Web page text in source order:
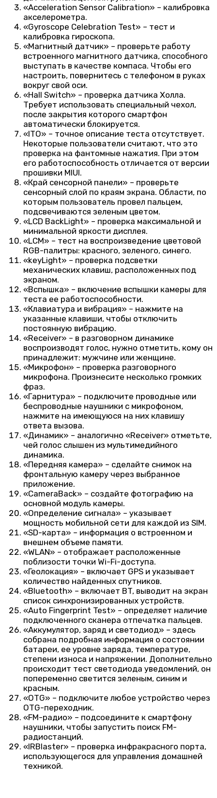
«Acceleration Sensor Calibration» – калибровка
акселерометра.
«Gyroscope Celebration Test» – тест и
калибровка гироскопа.
«Магнитный датчик» – проверьте работу
встроенного магнитного датчика, способного
выступать в качестве компаса. Чтобы его
настроить, повернитесь с телефоном в руках
вокруг свой оси.
«Hall Switch» – проверка датчика Холла.
Требует использовать специальный чехол,
после закрытия которого смартфон
автоматически блокируется.
«ITO» – точное описание теста отсутствует.
Некоторые пользователи считают, что это
проверка на фантомные нажатия. При этом
его работоспособность отличается от версии
прошивки MIUI.
«Край сенсорной панели» – проверьте
сенсорный слой по краям экрана. Области, по
которым пользователь провел пальцем,
подсвечиваются зеленым цветом.
«LCD BackLight» – проверка максимальной и
минимальной яркости дисплея.
«LCM» – тест на воспроизведение цветовой
RGB-палитры: красного, зеленого, синего.
«keyLight» – проверка подсветки
механических клавиш, расположенных под
экраном.
«Вспышка» – включение вспышки камеры для
теста ее работоспособности.
«Клавиатура и вибрация» – нажмите на
указанные клавиши, чтобы отключить
постоянную вибрацию.
«Receiver» – в разговорном динамике
воспроизводят голос, нужно отметить, кому он
принадлежит: мужчине или женщине.
«Микрофон» – проверка разговорного
микрофона. Произнесите несколько громких
фраз.
«Гарнитура» – подключите проводные или
беспроводные наушники с микрофоном,
нажмите на имеющуюся на них клавишу
ответа вызова.
«Динамик» – аналогично «Receiver» отметьте,
чей голос слышен из мультимедийного
динамика.
«Передняя камера» – сделайте снимок на
фронтальную камеру через выбранное
приложение.
«CameraBack» – создайте фотографию на
основной модуль камеры.
«Определение сигнала» – указывает
мощность мобильной сети для каждой из SIM.
«SD-карта» – информация о встроенном и
внешнем объеме памяти.
«WLAN» – отображает расположенные
поблизости точки Wi-Fi-доступа.
«Геолокация» – включает GPS и указывает
количество найденных спутников.
«Bluetooth» – включает BT, выводит на экран
список синхронизированных устройств.
«Auto Fingerprint Test» – определяет наличие
подключенного сканера отпечатка пальцев.
«Аккумулятор, заряд и светодиод» – здесь
собрана подробная информация о состоянии
батареи, ее уровне заряда, температуре,
степени износа и напряжении. Дополнительно
происходит тест светодиода уведомлений, он
попеременно светится зеленым, синим и
красным.
«OTG» – подключите любое устройство через
OTG-переходник.
«FM-радио» – подсоедините к смартфону
наушники, чтобы запустить поиск FM-
радиостанций.
«IRBIaster» – проверка инфракрасного порта,
использующегося для управления домашней
техникой.